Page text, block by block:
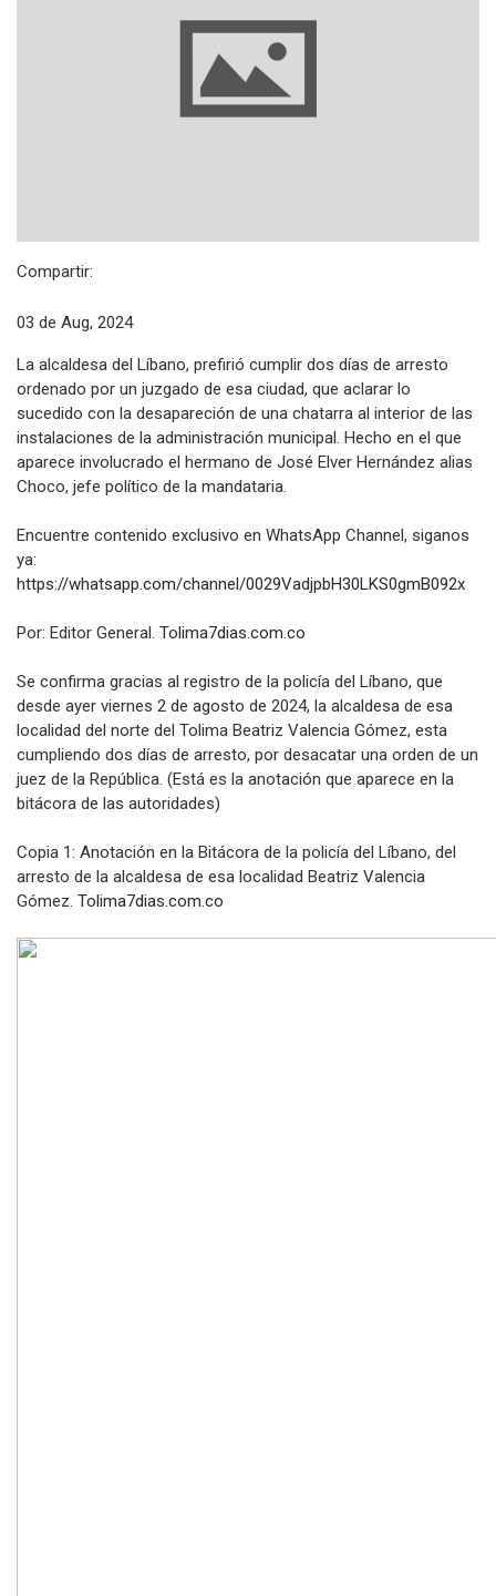
Compartir:
03 de Aug, 2024
La alcaldesa del Líbano, prefirió cumplir dos días de arresto
ordenado por un juzgado de esa ciudad, que aclarar lo
sucedido con la desapareción de una chatarra al interior de las
instalaciones de la administración municipal. Hecho en el que
aparece involucrado el hermano de José Elver Hernández alias
Choco, jefe político de la mandataria.
Encuentre contenido exclusivo en WhatsApp Channel, siganos
ya:
https://whatsapp.com/channel/0029VadjpbH30LKS0gmB092x
Por: Editor General. Tolima7dias.com.co
Se confirma gracias al registro de la policía del Líbano, que
desde ayer viernes 2 de agosto de 2024, la alcaldesa de esa
localidad del norte del Tolima Beatriz Valencia Gómez, esta
cumpliendo dos días de arresto, por desacatar una orden de un
juez de la República. (Está es la anotación que aparece en la
bitácora de las autoridades)
Copia 1: Anotación en la Bitácora de la policía del Líbano, del
arresto de la alcaldesa de esa localidad Beatriz Valencia
Gómez. Tolima7dias.com.co